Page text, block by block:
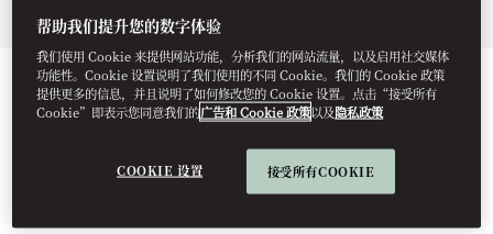
Supplier: Mandarin Oriental, Tokyo
: Mandarin Oriental, Tokyo
帮助我们提升您的数字体验
我们使用 Cookie 来提供网站功能，分析我们的网站流量，以及启用社交媒体
功能性。Cookie 设置说明了我们使用的不同 Cookie。我们的 Cookie 政策
提供更多的信息，并且说明了如何修改您的 Cookie 设置。点击“接受所有
Cookie”即表示您同意我们的广告和 Cookie 政策以及隐私政策
COOKIE 设置 接受所有COOKIE